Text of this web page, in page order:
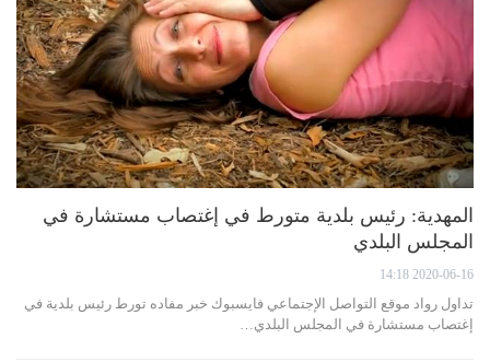
المهدية: رئيس بلدية متورط في إغتصاب مستشارة في
المجلس البلدي
2020-06-16 14:18
تداول رواد موقع التواصل الإجتماعي فايسبوك خبر مفاده تورط رئيس بلدية في
إغتصاب مستشارة في المجلس البلدي…